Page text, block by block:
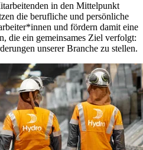
in den Mittelpunkt
die berufliche und persönliche
und fördern damit eine
die ein gemeinsames Ziel verfolgt:
unserer Branche zu stellen.